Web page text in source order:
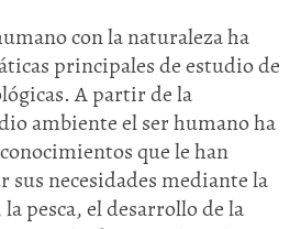
con la naturaleza ha
principales de estudio de
A partir de la
ambiente el ser humano ha
que le han
necesidades mediante la
pesca, el desarrollo de la